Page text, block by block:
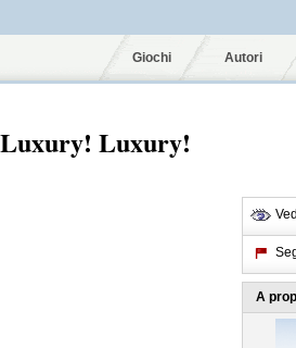
Giochi Autori
Luxury!
A